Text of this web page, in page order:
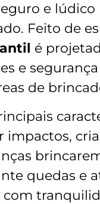
e lúdico
Feito de
é
e
de
impactos,
quedas e